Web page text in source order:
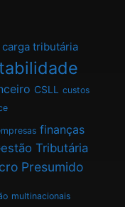
carga tributária
CSLL custos
finanças
Tributária
Presumido
multinacionais